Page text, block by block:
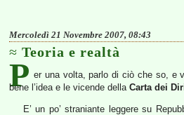
Mercoledì 21 Novembre 2007, 08:43
Teoria e realtà
P er una volta, parlo di ciò che so, e
bene l’idea e le vicende della Carta dei
E’ un po’ straniante leggere su